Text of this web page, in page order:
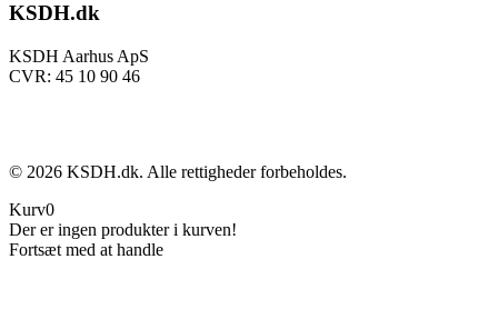
KSDH.dk
KSDH Aarhus ApS
CVR: 45 10 90 46
© 2026 KSDH.dk. Alle rettigheder forbeholdes.
Kurv0
Der er ingen produkter i kurven!
Fortsæt med at handle